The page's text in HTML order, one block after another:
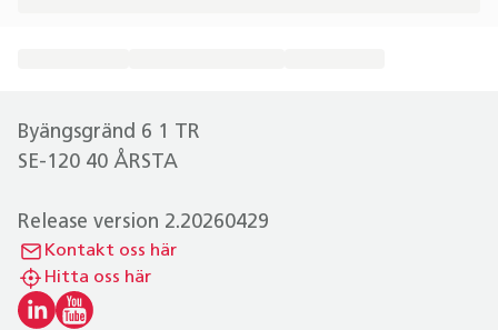
Byängsgränd 6 1 TR
SE-120 40 ÅRSTA
Release version 2.20260429
Kontakt oss här
Hitta oss här